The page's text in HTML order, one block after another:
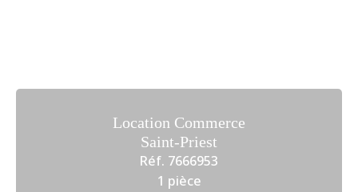
Location Commerce
Saint-Priest
Réf. 7666953
1 pièce